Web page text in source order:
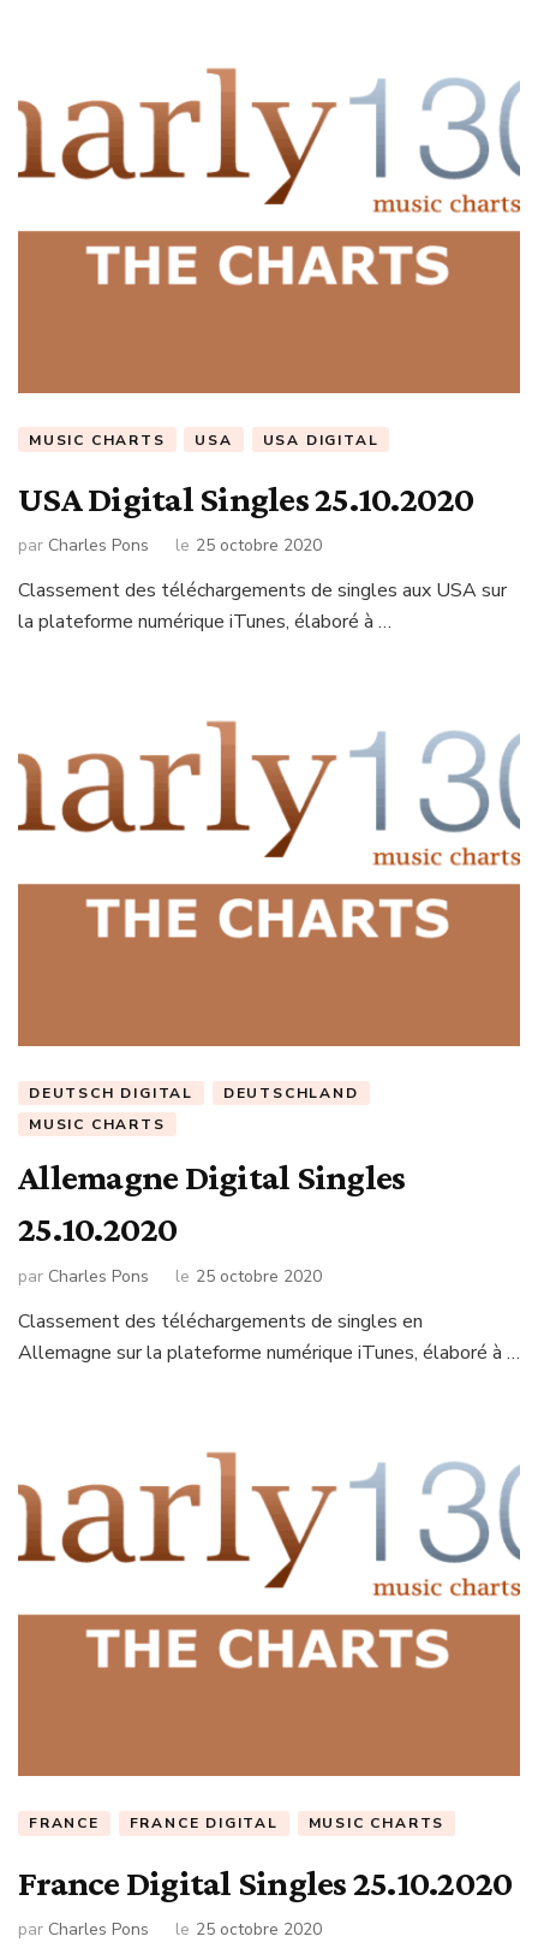
MUSIC CHARTS USA USA DIGITAL
USA Digital Singles 25.10.2020
par Charles Pons le 25 octobre 2020
Classement des téléchargements de singles aux USA sur
la plateforme numérique iTunes, élaboré à …
DEUTSCH DIGITAL
DEUTSCHLAND
MUSIC CHARTS
Allemagne Digital Singles
25.10.2020
par Charles Pons le 25 octobre 2020
Classement des téléchargements de singles en
Allemagne sur la plateforme numérique iTunes, élaboré à …
FRANCE FRANCE DIGITAL MUSIC CHARTS
France Digital Singles 25.10.2020
par Charles Pons le 25 octobre 2020